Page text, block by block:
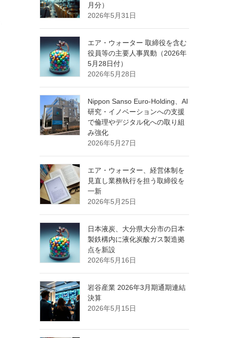
月分）
2026年5月31日
エア・ウォーター 取締役を含む
役員等の主要人事異動（2026年
5月28日付）
2026年5月28日
Nippon Sanso Euro-Holding、AI
研究・イノベーションへの支援
で倫理やデジタル化への取り組
み強化
2026年5月27日
エア・ウォーター、経営体制を
見直し業務執行を担う取締役を
一新
2026年5月25日
日本液炭、大分県大分市の日本
製鉄構内に液化炭酸ガス製造拠
点を新設
2026年5月16日
岩谷産業 2026年3月期通期連結
決算
2026年5月15日